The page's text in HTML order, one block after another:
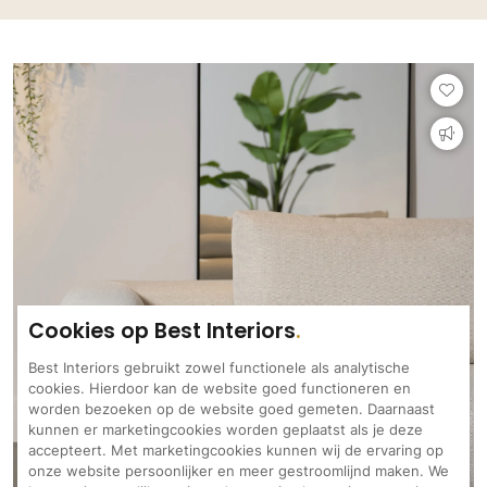
Cookies op Best Interiors
Best Interiors gebruikt zowel functionele als analytische
cookies. Hierdoor kan de website goed functioneren en
worden bezoeken op de website goed gemeten. Daarnaast
kunnen er marketingcookies worden geplaatst als je deze
accepteert. Met marketingcookies kunnen wij de ervaring op
onze website persoonlijker en meer gestroomlijnd maken. We